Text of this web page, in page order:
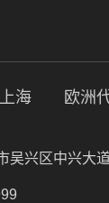
上海 欧洲
吴兴区中兴大